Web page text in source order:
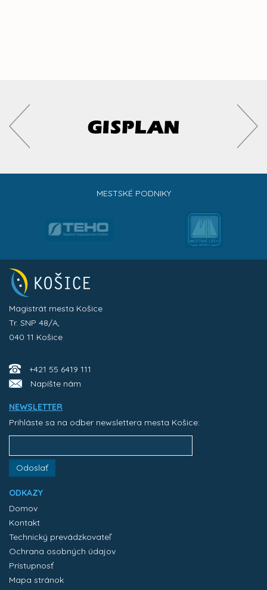
MESTSKÉ PODNIKY
Magistrát mesta Košice
Tr. SNP 48/A,
040 11 Košice
+421 55 6419 111
Napíšte nám
NEWSLETTER
Prihláste sa na odber newslettera mesta Košice:
Odoslať
ODKAZY
Domov
Kontakt
Technický prevádzkovateľ
Ochrana osobných údajov
Prístupnosť
Mapa stránok